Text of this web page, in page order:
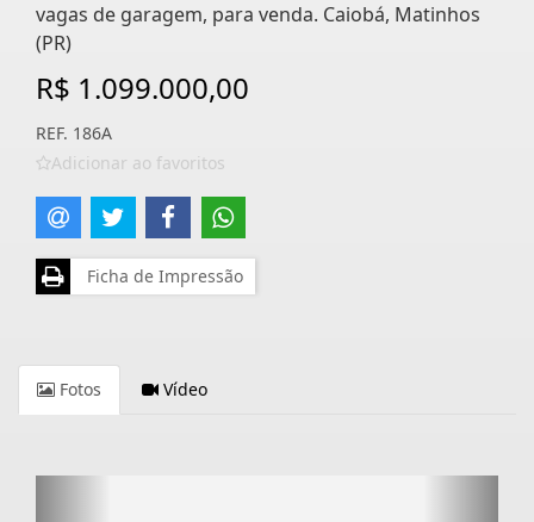
vagas de garagem, para venda. Caiobá, Matinhos
(PR)
R$ 1.099.000,00
REF. 186A
Adicionar ao favoritos
Ficha de Impressão
Fotos Vídeo